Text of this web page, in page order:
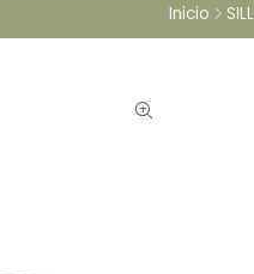
Inicio